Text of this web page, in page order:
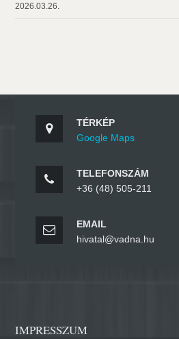
2026.03.26.
TÉRKÉP
Google Maps
TELEFONSZÁM
+36 (48) 505-211
EMAIL
hivatal@vadna.hu
IMPRESSZUM